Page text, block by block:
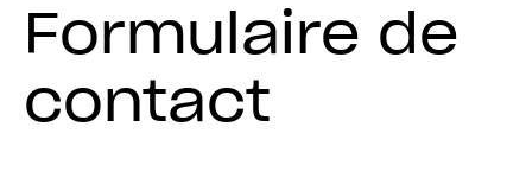
Formulaire de
contact